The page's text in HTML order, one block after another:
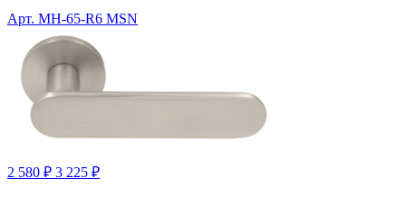
Арт. MH-65-R6 MSN
2 580 ₽ 3 225 ₽